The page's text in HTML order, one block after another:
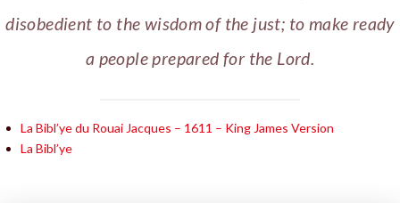
disobedient to the wisdom of the just; to make ready
a people prepared for the Lord.
La Bibl’ye du Rouai Jacques – 1611 – King James Version
La Bibl’ye